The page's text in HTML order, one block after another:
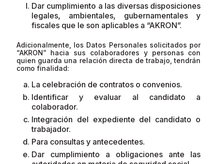
Dar cumplimiento a las diversas disposiciones
legales, ambientales, gubernamentales y
fiscales que le son aplicables a “AKRON”.
Adicionalmente, los Datos Personales solicitados por
“AKRON” hacia sus colaboradores y personas con
quien guarda una relación directa de trabajo, tendrán
como finalidad:
La celebración de contratos o convenios.
Identificar y evaluar al candidato a
colaborador.
Integración del expediente del candidato o
trabajador.
Para consultas y antecedentes.
Dar cumplimiento a obligaciones ante las